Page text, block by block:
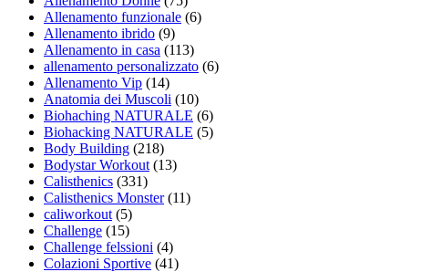
Allenamento funzionale (6)
Allenamento ibrido (9)
Allenamento in casa (113)
allenamento personalizzato (6)
Allenamento Vip (14)
Anatomia dei Muscoli (10)
Biohaching NATURALE (6)
Biohacking NATURALE (5)
Body Building (218)
Bodystar Workout(13)
Calisthenics (331)
Calisthenics Monster(11)
caliworkout(5)
Challenge (15)
Challenge felssioni (4)
Colazioni Sportive (41)